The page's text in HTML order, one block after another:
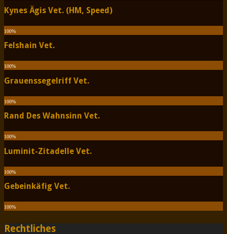
Kynes Ägis Vet. (HM, Speed)
100%
Felshain Vet.
100%
Grauenssegelriff Vet.
100%
Rand Des Wahnsinn Vet.
100%
Luminit-Zitadelle Vet.
100%
Gebeinkäfig Vet.
100%
Rechtliches